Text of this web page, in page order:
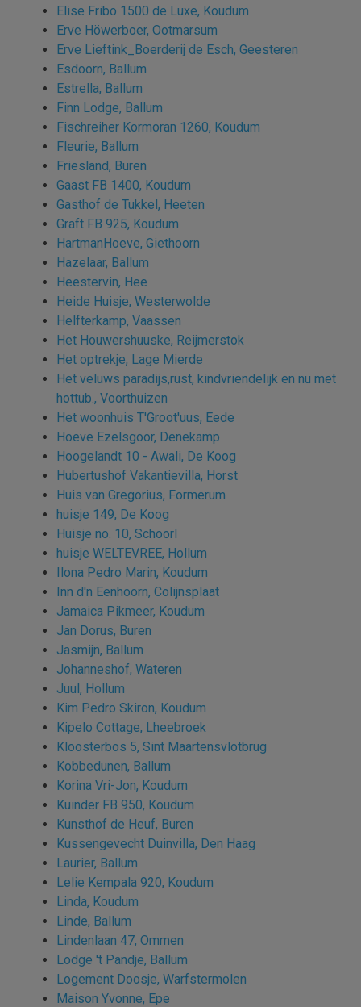
Elise Fribo 1500 de Luxe, Koudum
Erve Höwerboer, Ootmarsum
Erve Lieftink_Boerderij de Esch, Geesteren
Esdoorn, Ballum
Estrella, Ballum
Finn Lodge, Ballum
Fischreiher Kormoran 1260, Koudum
Fleurie, Ballum
Friesland, Buren
Gaast FB 1400, Koudum
Gasthof de Tukkel, Heeten
Graft FB 925, Koudum
HartmanHoeve, Giethoorn
Hazelaar, Ballum
Heestervin, Hee
Heide Huisje, Westerwolde
Helfterkamp, Vaassen
Het Houwershuuske, Reijmerstok
Het optrekje, Lage Mierde
Het veluws paradijs,rust, kindvriendelijk en nu met
hottub., Voorthuizen
Het woonhuis T'Groot'uus, Eede
Hoeve Ezelsgoor, Denekamp
Hoogelandt 10 - Awali, De Koog
Hubertushof Vakantievilla, Horst
Huis van Gregorius, Formerum
huisje 149, De Koog
Huisje no. 10, Schoorl
huisje WELTEVREE, Hollum
Ilona Pedro Marin, Koudum
Inn d'n Eenhoorn, Colijnsplaat
Jamaica Pikmeer, Koudum
Jan Dorus, Buren
Jasmijn, Ballum
Johanneshof, Wateren
Juul, Hollum
Kim Pedro Skiron, Koudum
Kipelo Cottage, Lheebroek
Kloosterbos 5, Sint Maartensvlotbrug
Kobbedunen, Ballum
Korina Vri-Jon, Koudum
Kuinder FB 950, Koudum
Kunsthof de Heuf, Buren
Kussengevecht Duinvilla, Den Haag
Laurier, Ballum
Lelie Kempala 920, Koudum
Linda, Koudum
Linde, Ballum
Lindenlaan 47, Ommen
Lodge 't Pandje, Ballum
Logement Doosje, Warfstermolen
Maison Yvonne, Epe